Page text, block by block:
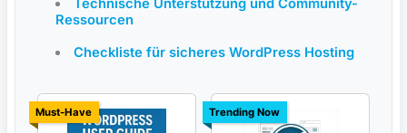
Technische Unterstützung und Community-
Ressourcen
Checkliste für sicheres WordPress Hosting
Must-Have Trending Now